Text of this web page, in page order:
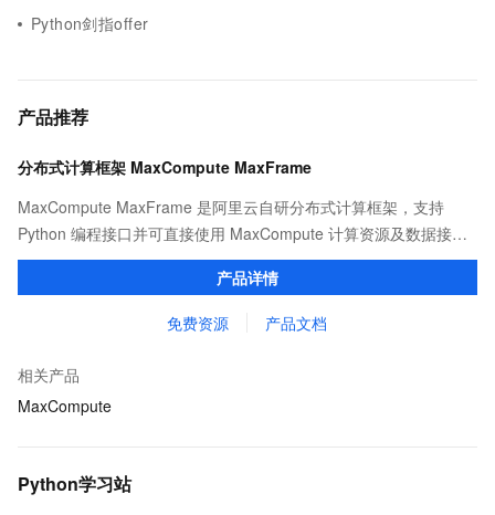
Python剑指offer
产品推荐
分布式计算框架 MaxCompute MaxFrame
MaxCompute MaxFrame 是阿里云自研分布式计算框架，支持
Python 编程接口并可直接使用 MaxCompute 计算资源及数据接
口，与 MaxCompute Notebook、镜像管理等功能共同构成
MaxCompute 完整 Python 开发生态。
产品详情
免费资源 产品文档
相关产品
MaxCompute
Python学习站